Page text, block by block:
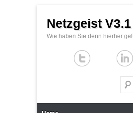
Netzgeist V3.1
Wie haben Sie denn hierher